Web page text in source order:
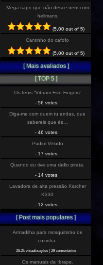
Mega-sapo que não desce nem com
hellmans
(5,00 out of 5)
Cantinho do cafofo
(5,00 out of 5)
[ Mais avaliados ]
[ TOP 5 ]
Os tenis “Vibram Five Fingers”
- 56 votes
Diga-me com quem tu andas, que
sabereis que és…
- 46 votes
Pudim Veludo
- 17 votes
Quando eu tive uma rádio pirata.
- 14 votes
Lavadora de alta pressão Karcher
K330
- 12 votes
[ Post mais populares ]
Armadilha para mosquitinho de
cozinha.
26.2k visualizações| 29 comentários
Os manuais da Ibrape.